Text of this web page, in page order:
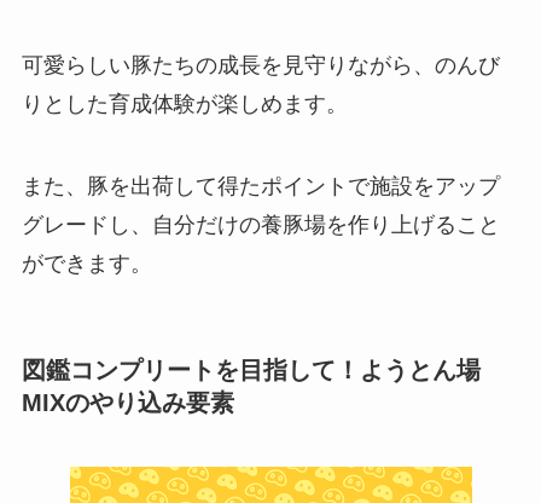
可愛らしい豚たちの成長を見守りながら、のんび
りとした育成体験が楽しめます。
また、豚を出荷して得たポイントで施設をアップ
グレードし、自分だけの養豚場を作り上げること
ができます。
図鑑コンプリートを目指して！ようとん場
MIXのやり込み要素